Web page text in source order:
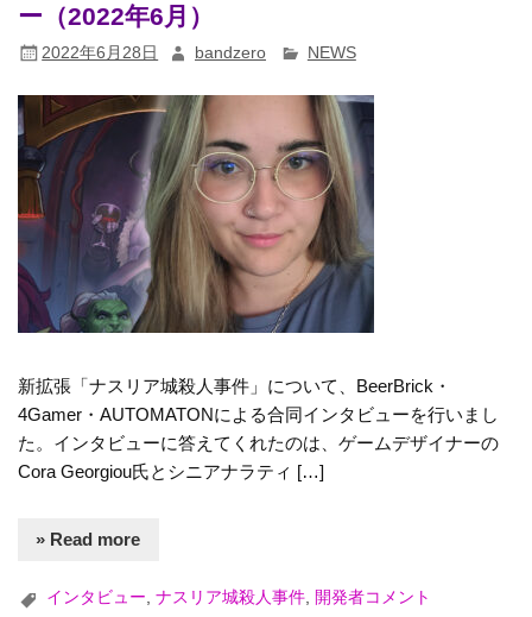
ー（2022年6月）
2022年6月28日 bandzero NEWS
新拡張「ナスリア城殺人事件」について、BeerBrick・
4Gamer・AUTOMATONによる合同インタビューを行いまし
た。インタビューに答えてくれたのは、ゲームデザイナーの
Cora Georgiou氏とシニアナラティ […]
» Read more
インタビュー,ナスリア城殺人事件, 開発者コメント